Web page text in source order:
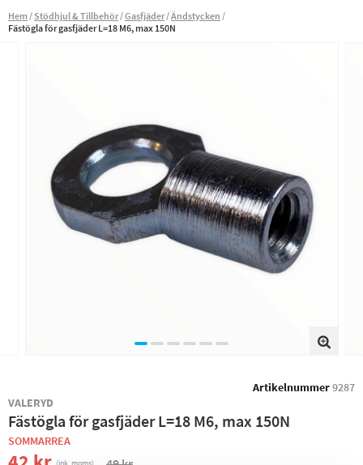
Hem Stödhjul & Tillbehör Gasfjäder Ändstycken
Fästögla för gasfjäder L=18 M6, max 150N
Artikelnummer9287
VALERYD
Fästögla för gasfjäder L=18 M6, max 150N
SOMMARREA